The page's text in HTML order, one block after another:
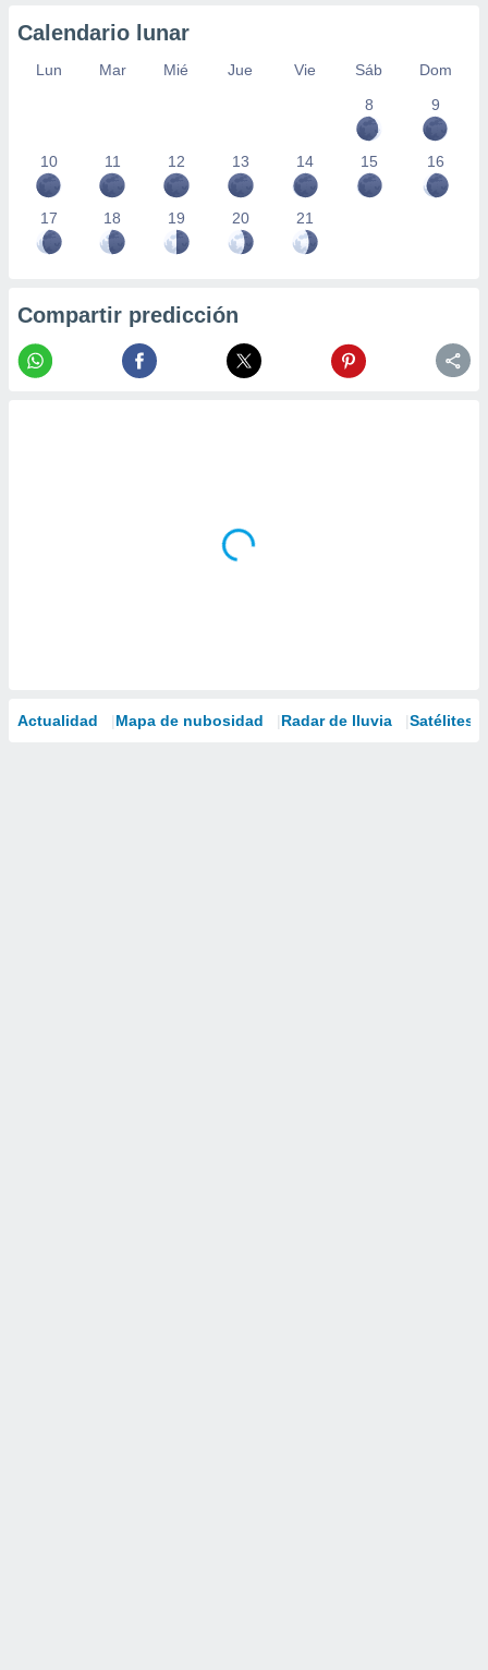
Calendario lunar
Lun Mar Mié Jue Vie Sáb
Dom
8
9
10 11 12 13 14 15 16
17 18 19 20 21
Compartir predicción
Actualidad Mapa de nubosidad Radar de lluvia Satélites